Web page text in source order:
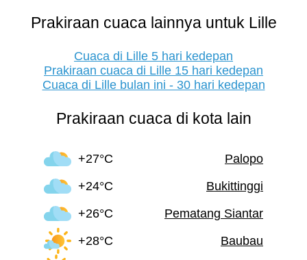
Prakiraan cuaca lainnya untuk Lille
Cuaca di Lille 5 hari kedepan
Prakiraan cuaca di Lille 15 hari kedepan
Cuaca di Lille bulan ini - 30 hari kedepan
Prakiraan cuaca di kota lain
+27°C
Palopo
+24°C
Bukittinggi
+26°C
Pematang Siantar
+28°C
Baubau